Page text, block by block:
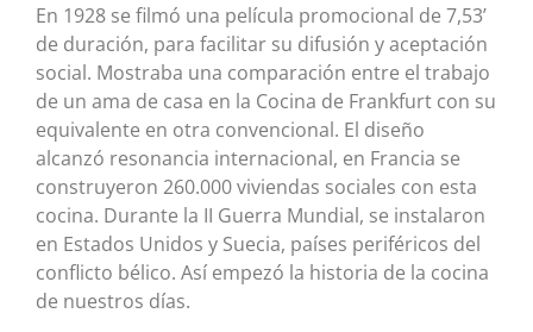
En 1928 se filmó una película promocional de 7,53’
de duración, para facilitar su difusión y aceptación
social. Mostraba una comparación entre el trabajo
de un ama de casa en la Cocina de Frankfurt con su
equivalente en otra convencional. El diseño
alcanzó resonancia internacional, en Francia se
construyeron 260.000 viviendas sociales con esta
cocina. Durante la II Guerra Mundial, se instalaron
en Estados Unidos y Suecia, países periféricos del
conflicto bélico. Así empezó la historia de la cocina
de nuestros días.